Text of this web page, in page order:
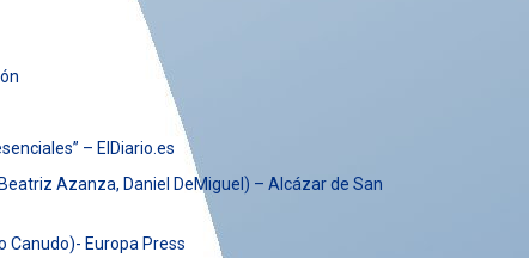
– ElDiario.es
Azanza, Daniel DeMiguel) – Alcázar de San
Canudo)- Europa Press